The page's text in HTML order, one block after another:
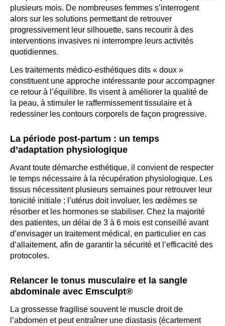
plusieurs mois. De nombreuses femmes s’interrogent
alors sur les solutions permettant de retrouver
progressivement leur silhouette, sans recourir à des
interventions invasives ni interrompre leurs activités
quotidiennes.
Les traitements médico-esthétiques dits « doux »
constituent une approche intéressante pour accompagner
ce retour à l’équilibre. Ils visent à améliorer la qualité de
la peau, à stimuler le raffermissement tissulaire et à
redessiner les contours corporels de façon progressive.
La période post-partum : un temps
d’adaptation physiologique
Avant toute démarche esthétique, il convient de respecter
le temps nécessaire à la récupération physiologique. Les
tissus nécessitent plusieurs semaines pour retrouver leur
tonicité initiale ; l’utérus doit involuer, les œdèmes se
résorber et les hormones se stabiliser. Chez la majorité
des patientes, un délai de 3 à 6 mois est conseillé avant
d’envisager un traitement médical, en particulier en cas
d’allaitement, afin de garantir la sécurité et l’efficacité des
protocoles.
Relancer le tonus musculaire et la sangle
abdominale avec Emsculpt®
La grossesse fragilise souvent le muscle droit de
l’abdomen et peut entraîner une diastasis (écartement